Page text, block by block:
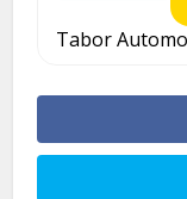
Tabor